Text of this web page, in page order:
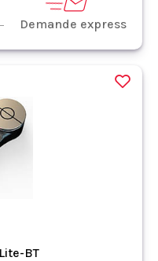
Demande express
BT